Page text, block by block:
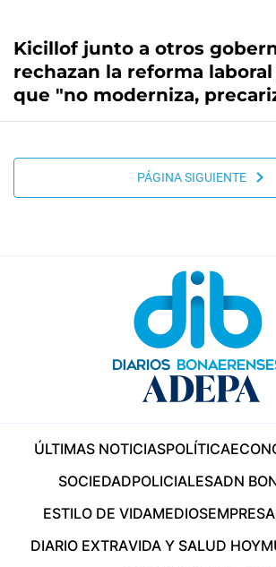
Kicillof junto a otros
rechazan la reforma
que "no moderniza,
PÁGINA SIGUIENTE
ÚLTIMAS NOTICIASPOLÍTICA
SOCIEDADPOLICIALESADN
ESTILO DE VIDAMEDIOS
DIARIO EXTRAVIDA Y SALUD HOY